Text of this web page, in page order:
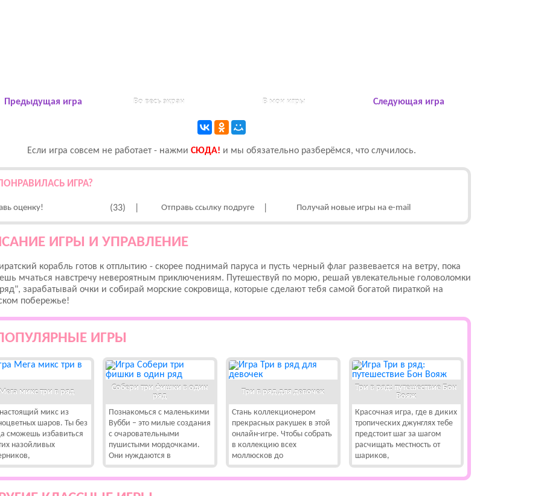
Предыдущая игра Во весь экран В мои игры Следующая игра
Если игра совсем не работает - нажми CЮДА! и мы обязательно разберёмся, что случилось.
ИГРА?
оценку! (33) Отправь ссылку подруге Получай новые игры на e-mail
ИГРЫ И УПРАВЛЕНИЕ
корабль готов к отплытию - скорее поднимай паруса и пусть черный флаг развевается на ветру, пока
мчаться навстречу невероятным приключениям. Путешествуй по морю, решай увлекательные головоломки
зарабатывай очки и собирай морские сокровища, которые сделают тебя самой богатой пираткой на
побережье!
ИГРЫ
микс три в ряд
микс из
шаров. Ты без
сможешь избавиться
назойливых
Собери три фишки в один
ряд
Познакомься с маленькими
Вубби – это милые создания
с очаровательными
пушистыми мордочками.
Они нуждаются в
Три в ряд для девочек
Стань коллекционером
прекрасных ракушек в этой
онлайн-игре. Чтобы собрать
в коллекцию всех
моллюсков до
Три в ряд: путешествие Бон
Вояж
Красочная игра, где в диких
тропических джунглях тебе
предстоит шаг за шагом
расчищать местность от
шариков,